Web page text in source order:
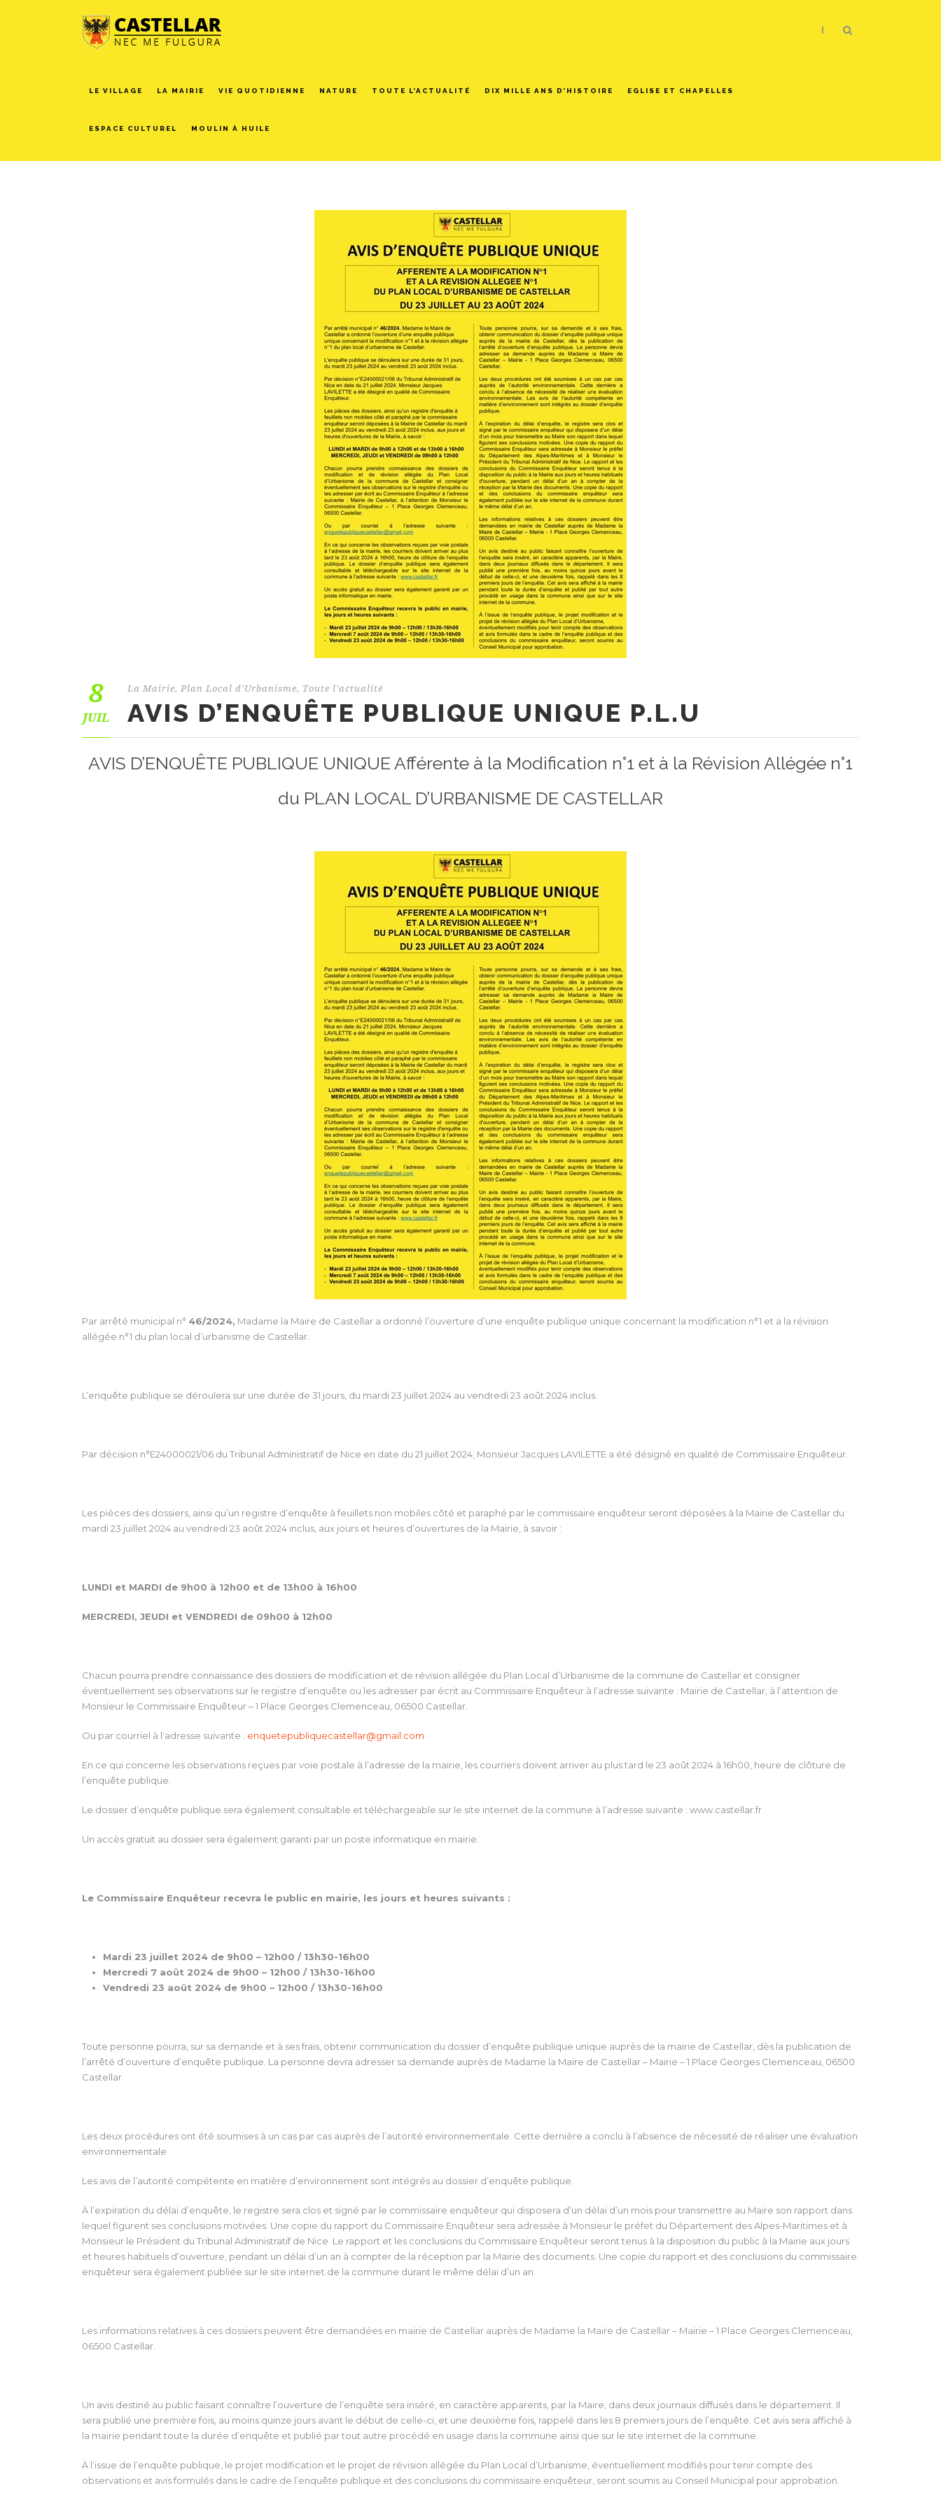
LE VILLAGE LA MAIRIE VIE QUOTIDIENNE NATURE TOUTE L’ACTUALITÉ DIX MILLE ANS D’HISTOIRE EGLISE ET CHAPELLES
ESPACE CULTUREL MOULIN À HUILE
|
8
JUIL
La Mairie, Plan Local d'Urbanisme, Toute l'actualité
AVIS D’ENQUÊTE PUBLIQUE UNIQUE P.L.U
AVIS D’ENQUÊTE PUBLIQUE UNIQUE Afférente à la Modification n°1 et à la Révision Allégée n°1
du PLAN LOCAL D’URBANISME DE CASTELLAR
Par arrêté municipal n° 46/2024, Madame la Maire de Castellar a ordonné l’ouverture d’une enquête publique unique concernant la modification n°1 et a la révision
allégée n°1 du plan local d’urbanisme de Castellar.
L’enquête publique se déroulera sur une durée de 31 jours, du mardi 23 juillet 2024 au vendredi 23 août 2024 inclus.
Par décision n°E24000021/06 du Tribunal Administratif de Nice en date du 21 juillet 2024, Monsieur Jacques LAVILETTE a été désigné en qualité de Commissaire Enquêteur.
Les pièces des dossiers, ainsi qu’un registre d’enquête à feuillets non mobiles côté et paraphé par le commissaire enquêteur seront déposées à la Mairie de Castellar du
mardi 23 juillet 2024 au vendredi 23 août 2024 inclus, aux jours et heures d’ouvertures de la Mairie, à savoir :
LUNDI et MARDI de 9h00 à 12h00 et de 13h00 à 16h00
MERCREDI, JEUDI et VENDREDI de 09h00 à 12h00
Chacun pourra prendre connaissance des dossiers de modification et de révision allégée du Plan Local d’Urbanisme de la commune de Castellar et consigner
éventuellement ses observations sur le registre d’enquête ou les adresser par écrit au Commissaire Enquêteur à l’adresse suivante : Mairie de Castellar, à l’attention de
Monsieur le Commissaire Enquêteur – 1 Place Georges Clemenceau, 06500 Castellar.
Ou par courriel à l’adresse suivante : enquetepubliquecastellar@gmail.com
En ce qui concerne les observations reçues par voie postale à l’adresse de la mairie, les courriers doivent arriver au plus tard le 23 août 2024 à 16h00, heure de clôture de
l’enquête publique.
Le dossier d’enquête publique sera également consultable et téléchargeable sur le site internet de la commune à l’adresse suivante : www.castellar.fr
Un accès gratuit au dossier sera également garanti par un poste informatique en mairie.
Le Commissaire Enquêteur recevra le public en mairie, les jours et heures suivants :
Mardi 23 juillet 2024 de 9h00 – 12h00 / 13h30-16h00
Mercredi 7 août 2024 de 9h00 – 12h00 / 13h30-16h00
Vendredi 23 août 2024 de 9h00 – 12h00 / 13h30-16h00
Toute personne pourra, sur sa demande et à ses frais, obtenir communication du dossier d’enquête publique unique auprès de la mairie de Castellar, dès la publication de
l’arrêté d’ouverture d’enquête publique. La personne devra adresser sa demande auprès de Madame la Maire de Castellar – Mairie – 1 Place Georges Clemenceau, 06500
Castellar.
Les deux procédures ont été soumises à un cas par cas auprès de l’autorité environnementale. Cette dernière a conclu à l’absence de nécessité de réaliser une évaluation
environnementale
Les avis de l’autorité compétente en matière d’environnement sont intégrés au dossier d’enquête publique.
À l’expiration du délai d’enquête, le registre sera clos et signé par le commissaire enquêteur qui disposera d’un délai d’un mois pour transmettre au Maire son rapport dans
lequel figurent ses conclusions motivées. Une copie du rapport du Commissaire Enquêteur sera adressée à Monsieur le préfet du Département des Alpes-Maritimes et à
Monsieur le Président du Tribunal Administratif de Nice. Le rapport et les conclusions du Commissaire Enquêteur seront tenus à la disposition du public à la Mairie aux jours
et heures habituels d’ouverture, pendant un délai d’un an à compter de la réception par la Mairie des documents. Une copie du rapport et des conclusions du commissaire
enquêteur sera également publiée sur le site internet de la commune durant le même délai d’un an.
Les informations relatives à ces dossiers peuvent être demandées en mairie de Castellar auprès de Madame la Maire de Castellar – Mairie – 1 Place Georges Clemenceau,
06500 Castellar.
Un avis destiné au public faisant connaître l’ouverture de l’enquête sera inséré, en caractère apparents, par la Maire, dans deux journaux diffusés dans le département. Il
sera publié une première fois, au moins quinze jours avant le début de celle-ci, et une deuxième fois, rappelé dans les 8 premiers jours de l’enquête. Cet avis sera affiché à
la mairie pendant toute la durée d’enquête et publié par tout autre procédé en usage dans la commune ainsi que sur le site internet de la commune.
À l’issue de l’enquête publique, le projet modification et le projet de révision allégée du Plan Local d’Urbanisme, éventuellement modifiés pour tenir compte des
observations et avis formulés dans le cadre de l’enquête publique et des conclusions du commissaire enquêteur, seront soumis au Conseil Municipal pour approbation.